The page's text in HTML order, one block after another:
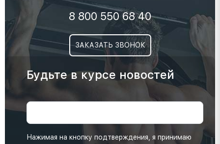
8 800 550 68 40
ЗАКАЗАТЬ ЗВОНОК
Будьте в курсе новостей
Нажимая на кнопку подтверждения, я принимаю